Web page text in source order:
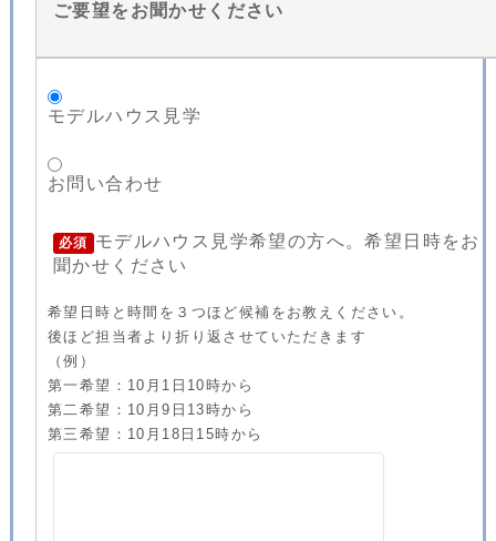
ご要望をお聞かせください
モデルハウス見学
お問い合わせ
必須
モデルハウス見学希望の方へ。希望日時をお
聞かせください
希望日時と時間を３つほど候補をお教えください。
後ほど担当者より折り返させていただきます
（例）
第一希望：10月1日10時から
第二希望：10月9日13時から
第三希望：10月18日15時から